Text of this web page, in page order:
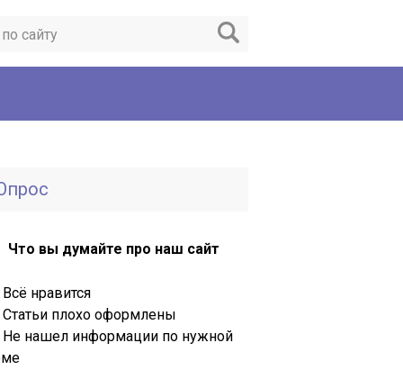
Что вы думайте про наш сайт
Всё нравится
Статьи плохо оформлены
Не нашел информации по нужной